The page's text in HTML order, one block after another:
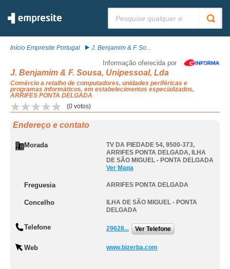
Início Empresite Portugal J. Benjamim & F. So...
Informação oferecida por
J. Benjamim & F. Sousa, Unipessoal, Lda
Comércio a retalho de computadores, unidades periféricas e
programas informáticos, em estabelecimentos especializados,
ARRIFES PONTA DELGADA
(0 votos)
Endereço e contato
Morada TV DA PIEDADE 54, 9500-373,
ARRIFES PONTA DELGADA, ILHA
DE SÃO MIGUEL - PONTA DELGADA
Ver Mapa
Freguesia ARRIFES PONTA DELGADA
Concelho
ILHA DE SÃO MIGUEL - PONTA
DELGADA
Telefone 29628... Ver Telefone
Web www.bizerba.com